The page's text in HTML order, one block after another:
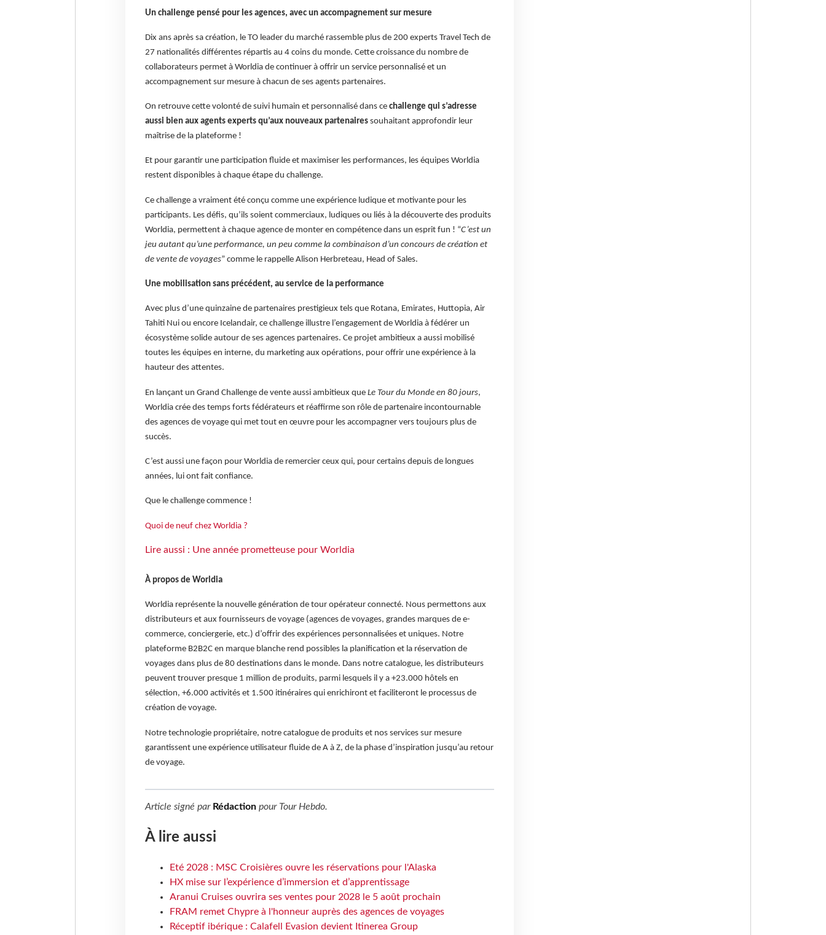
Un challenge pensé pour les agences, avec un accompagnement sur mesure
Dix ans après sa création, le TO leader du marché rassemble plus de 200 experts Travel Tech de
27 nationalités différentes répartis au 4 coins du monde. Cette croissance du nombre de
collaborateurs permet à Worldia de continuer à offrir un service personnalisé et un
accompagnement sur mesure à chacun de ses agents partenaires.
On retrouve cette volonté de suivi humain et personnalisé dans ce challenge qui s’adresse
aussi bien aux agents experts qu’aux nouveaux partenaires souhaitant approfondir leur
maîtrise de la plateforme !
Et pour garantir une participation fluide et maximiser les performances, les équipes Worldia
restent disponibles à chaque étape du challenge.
Ce challenge a vraiment été conçu comme une expérience ludique et motivante pour les
participants. Les défis, qu’ils soient commerciaux, ludiques ou liés à la découverte des produits
Worldia, permettent à chaque agence de monter en compétence dans un esprit fun ! “C’est un
jeu autant qu’une performance, un peu comme la combinaison d’un concours de création et
de vente de voyages” comme le rappelle Alison Herbreteau, Head of Sales.
Une mobilisation sans précédent, au service de la performance
Avec plus d’une quinzaine de partenaires prestigieux tels que Rotana, Emirates, Huttopia, Air
Tahiti Nui ou encore Icelandair, ce challenge illustre l’engagement de Worldia à fédérer un
écosystème solide autour de ses agences partenaires. Ce projet ambitieux a aussi mobilisé
toutes les équipes en interne, du marketing aux opérations, pour offrir une expérience à la
hauteur des attentes.
En lançant un Grand Challenge de vente aussi ambitieux que Le Tour du Monde en 80 jours,
Worldia crée des temps forts fédérateurs et réaffirme son rôle de partenaire incontournable
des agences de voyage qui met tout en œuvre pour les accompagner vers toujours plus de
succès.
C’est aussi une façon pour Worldia de remercier ceux qui, pour certains depuis de longues
années, lui ont fait confiance.
Que le challenge commence !
Quoi de neuf chez Worldia ?
Lire aussi : Une année prometteuse pour Worldia
À propos de Worldia
Worldia représente la nouvelle génération de tour opérateur connecté. Nous permettons aux
distributeurs et aux fournisseurs de voyage (agences de voyages, grandes marques de e-
commerce, conciergerie, etc.) d’offrir des expériences personnalisées et uniques. Notre
plateforme B2B2C en marque blanche rend possibles la planification et la réservation de
voyages dans plus de 80 destinations dans le monde. Dans notre catalogue, les distributeurs
peuvent trouver presque 1 million de produits, parmi lesquels il y a +23.000 hôtels en
sélection, +6.000 activités et 1.500 itinéraires qui enrichiront et faciliteront le processus de
création de voyage.
Notre technologie propriétaire, notre catalogue de produits et nos services sur mesure
garantissent une expérience utilisateur fluide de A à Z, de la phase d’inspiration jusqu’au retour
de voyage.
Article signé par Rédactionpour Tour Hebdo.
À lire aussi
Eté 2028 : MSC Croisières ouvre les réservations pour l'Alaska
HX mise sur l’expérience d’immersion et d’apprentissage
Aranui Cruises ouvrira ses ventes pour 2028 le 5 août prochain
FRAM remet Chypre à l'honneur auprès des agences de voyages
Réceptif ibérique : Calafell Evasion devient Itinerea Group